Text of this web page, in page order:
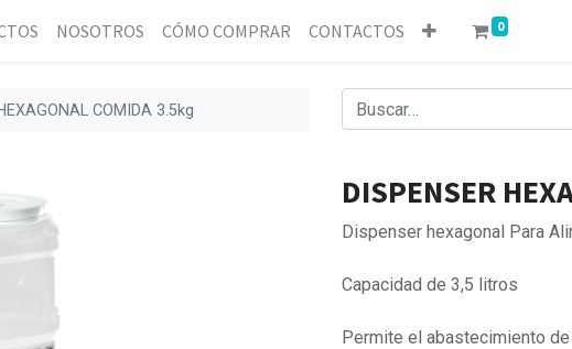
NOSOTROS CÓMO COMPRAR CONTACTOS 0
COMIDA 3.5kg
DISPENSER
Dispenser hexagonal Para
Capacidad de 3,5 litros
Permite el abastecimiento